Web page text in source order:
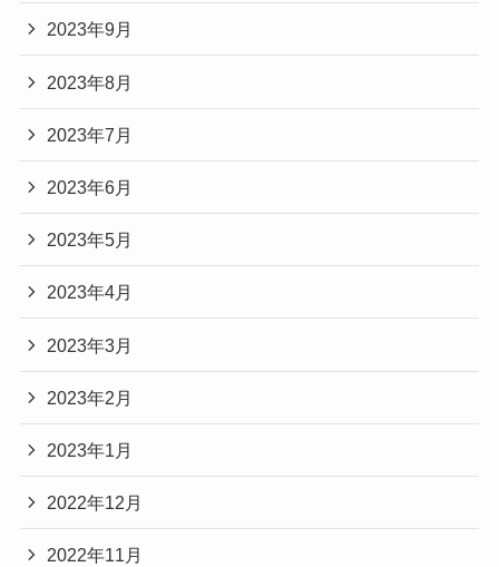
2023年9月
2023年8月
2023年7月
2023年6月
2023年5月
2023年4月
2023年3月
2023年2月
2023年1月
2022年12月
2022年11月